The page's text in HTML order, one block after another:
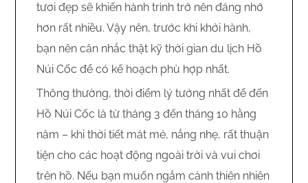
tươi đẹp sẽ khiến hành trình trở nên đáng nhớ
hơn rất nhiều. Vậy nên, trước khi khởi hành,
bạn nên cân nhắc thật kỹ thời gian du lịch Hồ
Núi Cốc để có kế hoạch phù hợp nhất.
Thông thường, thời điểm lý tưởng nhất để đến
Hồ Núi Cốc là từ tháng 3 đến tháng 10 hằng
năm – khi thời tiết mát mẻ, nắng nhẹ, rất thuận
tiện cho các hoạt động ngoài trời và vui chơi
trên hồ. Nếu bạn muốn ngắm cảnh thiên nhiên